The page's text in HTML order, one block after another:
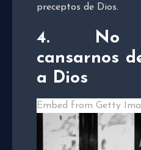
preceptos de Dios.
4. No
cansarnos
a Dios
Embed from Getty